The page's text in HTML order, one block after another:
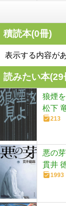
積読本(0冊)
表示する内容が
読みたい本(29
狼煙
松下
213
悪の芽
貫井
1993